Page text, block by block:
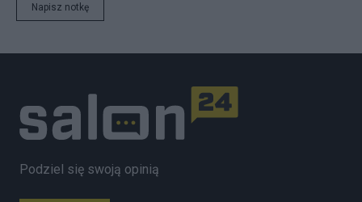
Napisz notkę
Podziel się swoją opinią